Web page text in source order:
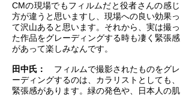
CMの現場でもフィルムだと役者さんの感じ
方が違うと思いますし、現場への良い効果っ
て沢山あると思います。それから、実は撮っ
た作品をグレーディングする時も凄く緊張感
があって楽しみなんです。
田中氏：
フィルムで撮影されたものをグレ
ーディングするのは、カラリストとしても、
緊張感があります。緑の発色や、日本人の肌